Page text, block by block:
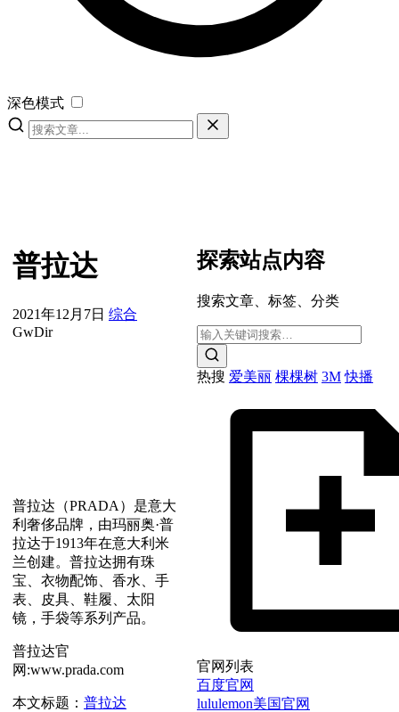
深色模式
普拉达
2021年12月7日 综合
GwDir
普拉达（PRADA）是意大
利奢侈品牌，由玛丽奥·普
拉达于1913年在意大利米
兰创建。普拉达拥有珠
宝、衣物配饰、香水、手
表、皮具、鞋履、太阳
镜，手袋等系列产品。
普拉达官
网:www.prada.com
本文标题： 普拉达
探索站点内容
搜索文章、标签、分类
热搜 爱美丽 棵棵树 3M 快播
官网列表
百度官网
lululemon美国官网